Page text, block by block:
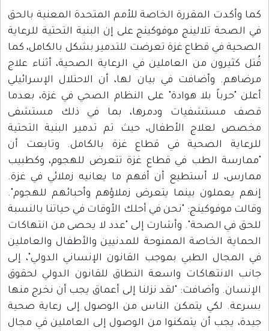
كما وأكدت المقررة الخاصة للأمم المتحدة المعنية بالحق
في الصحة تلالينج موفوكينج على إن البنية التحتية للرعاية
الصحية في قطاع غزة تعرضت للتدمير بشكل بالكامل، كما
قُتل كثيرون من العاملين في الرعاية الصحية، أثناء علاج
مرضاهم. وأضافت في بيان لها، أن الاحتلال الإسرائيلي
أعلن "حرباً بلا هوادة" على النظام الصحي في غزة، بعدما
قصف مستشفيات ودمرها، بما في ذلك مستشفى
مخصص لعلاج الأطفال، حيث تم تدمير البنية التحتية
للرعاية الصحية في قطاع غزة بالكامل. وتابعت أن
"ممارسة الطب في قطاع غزة تتعرض للهجوم، وكطبيب
ممارس، لا أستطيع أن أفهم ما يعانيه زملائي في غزة.
إنهم يعملون بينما يتعرض زملاؤهم وأحبائهم للهجوم".
وقالت موفوكينج: "نحن في أحلك الأوقات في حياتنا بالنسبة
للحق في الصحة". وأشارت إلى "عدد لا يحصى من انتهاكات
الحماية الخاصة الممنوحة للمدنيين والأطفال والعاملين
في المجال الطبي بموجب القانون الإنساني الدولي"، إلى
جانب الانتهاكات واسعة النطاق للقانون الدولي لحقوق
الإنسان. وأضافت: "لقد نزلنا إلى أعماق يجب أن نخرج منها
بسرعة. لكي يتمكن الناس من الوصول إلى رعاية صحية
جيدة، يجب أن يتمكنوا من الوصول إلى العاملين في مجال